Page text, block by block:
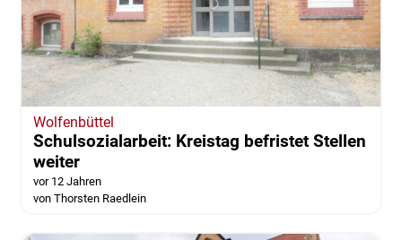
Wolfenbüttel
Schulsozialarbeit: Kreistag befristet Stellen
weiter
vor 12 Jahren
von Thorsten Raedlein